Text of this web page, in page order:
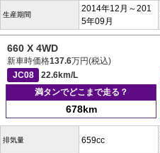
生産期間
2014年12月～201
5年09月
660 X 4WD
新車時価格137.6万円(税込)
JC08
22.6km/L
満タンでどこまで走る？
678km
排気量 659cc